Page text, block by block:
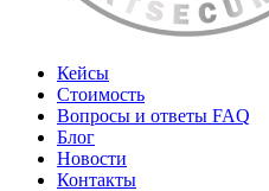
Кейсы
Стоимость
Вопросы и ответы FAQ
Блог
Новости
Контакты